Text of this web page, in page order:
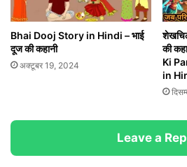
Bhai Dooj Story in Hindi – भाई
दूज की कहानी
अक्टूबर 19, 2024
की
Ki
in
Leave a